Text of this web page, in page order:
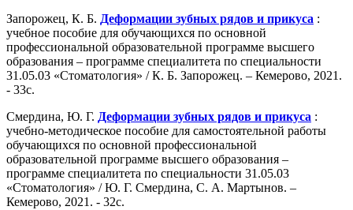
Запорожец, К. Б. Деформации зубных рядов и прикуса :
учебное пособие для обучающихся по основной
профессиональной образовательной программе высшего
образования – программе специалитета по специальности
31.05.03 «Стоматология» / К. Б. Запорожец. – Кемерово, 2021.
- 33с.
Смердина, Ю. Г. Деформации зубных рядов и прикуса :
учебно-методическое пособие для самостоятельной работы
обучающихся по основной профессиональной
образовательной программе высшего образования –
программе специалитета по специальности 31.05.03
«Стоматология» / Ю. Г. Смердина, С. А. Мартынов. –
Кемерово, 2021. - 32с.